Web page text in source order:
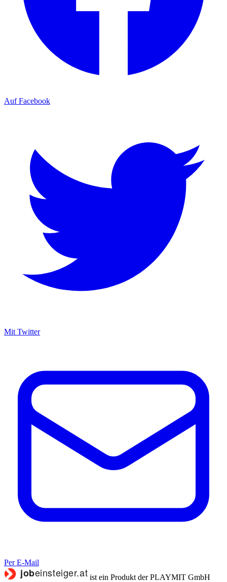
Auf Facebook
Mit Twitter
Per E-Mail
ist ein Produkt der PLAYMIT GmbH